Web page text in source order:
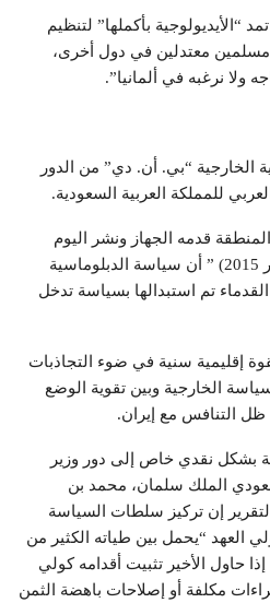
“الأيديولوجية بأكملها” لتنظيم
معتدلين في دول أخرى،
ولا نرغبه في ألمانيا”.
الخارجية “بي. أن. دي” من الدور
للمملكة العربية السعودية.
قدمه الجهاز ونشر اليوم
الأربعاء (02 كانون الأول/ديسمبر 2015) ” أن سياسة الدبلوماسية
القدماء تم استبدالها بسياسة تدخل
إقليمية سنية في ضوء التجاذبات
الخارجية وبين تقوية الوضع
ظل التنافس مع إيران.
بشكل نقدي خاص إلى دور وزير
الملك سلمان، محمد بن
إن تركيز سلطات السياسة
العهد “يحمل بين طياته الكثير من
حاول الأخير تثبيت أقدامه كولي
مكلفة أو إصلاحات باهضة الثمن